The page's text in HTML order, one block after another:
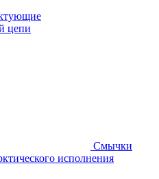
цепи
Смычки
исполнения